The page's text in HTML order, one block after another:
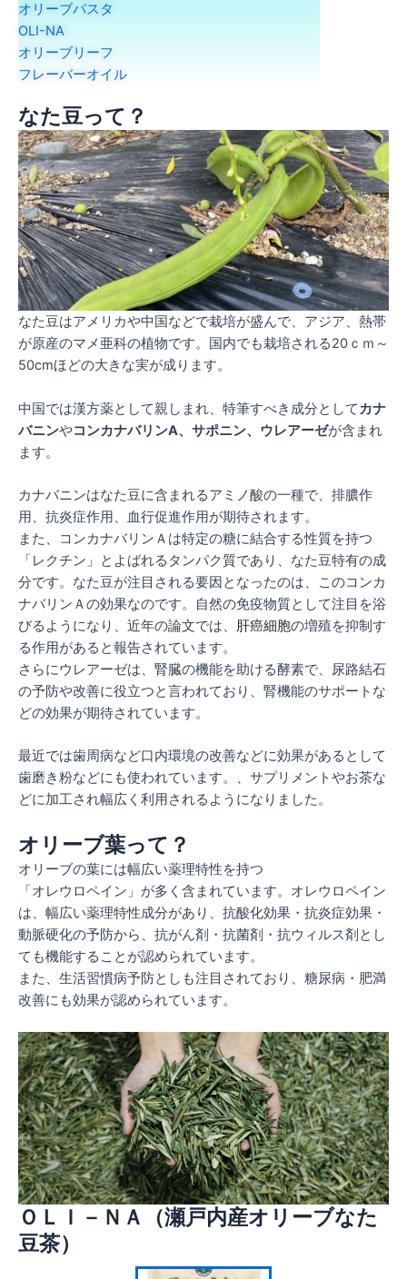
オリーブパスタ
OLI-NA
オリーブリーフ
フレーバーオイル
なた豆って？
なた豆はアメリカや中国などで栽培が盛んで、アジア、熱帯
が原産のマメ亜科の植物です。国内でも栽培される20ｃｍ～
50cmほどの大きな実が成ります。
中国では漢方薬として親しまれ、特筆すべき成分として カナ
バニンやコンカナバリンA、サポニン、ウレアーゼが含まれ
ます。
カナバニンはなた豆に含まれるアミノ酸の一種で、排膿作
用、抗炎症作用、血行促進作用が期待されます。
また、コンカナバリンＡは特定の糖に結合する性質を持つ
「レクチン」とよばれるタンパク質であり、なた豆特有の成
分です。なた豆が注目される要因となったのは、このコンカ
ナバリンＡの効果なのです。
自然の免疫物質として注目を浴
びるようになり、近年の論文では、 肝癌細胞の増殖を抑制す
る作用があると報告されています。
さらにウレアーゼは、腎臓の機能を助ける酵素で、尿路結石
の予防や改善に役立つと言われており、腎機能のサポートな
どの効果が期待されています。
最近では歯周病など口内環境の改善などに効果があるとして
歯磨き粉などにも使われています。、サプリメントやお茶な
どに加工され幅広く利用されるようになりました。
オリーブ葉って？
オリーブの葉には幅広い薬理特性を持つ
「オレウロペイン」が多く含まれています。オレウロペイン
は、幅広い薬理特性成分があり、抗酸化効果・抗炎症効果・
動脈硬化の予防から、抗がん剤・抗菌剤・抗ウィルス剤とし
ても機能することが認められています。
また、生活習慣病予防としも注目されており、糖尿病・肥満
改善にも効果が認められています。
ＯＬＩ－ＮＡ（瀬戸内産オリーブなた
豆茶）